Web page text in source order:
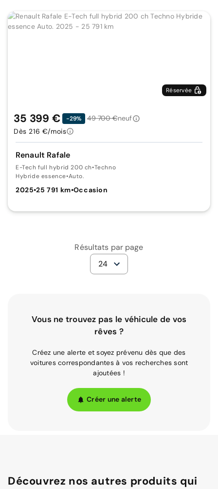
Réservée
Renault Rafale
E-Tech full hybrid 200 ch•Techno
Hybride essence•Auto.
2025•25 791 km•Occasion
35 399 € -29% 49 700 €neuf
Dès 216 €/mois
Résultats par page
24
Vous ne trouvez pas le véhicule de vos
rêves ?
Créez une alerte et soyez prévenu dès que des
voitures correspondantes à vos recherches sont
ajoutées !
Créer une alerte
Découvrez nos autres produits qui